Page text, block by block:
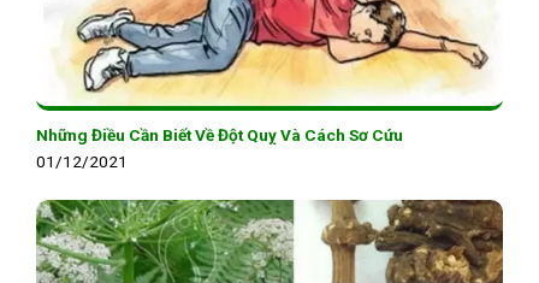
Những Điều Cần Biết Về Đột Quỵ Và Cách Sơ Cứu
01/12/2021